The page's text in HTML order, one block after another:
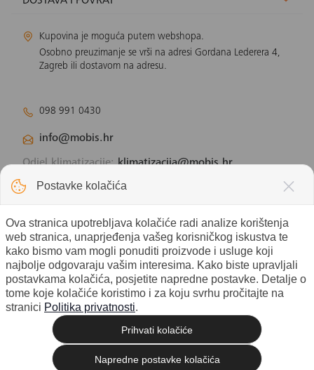
Kupovina je moguća putem webshopa.
Osobno preuzimanje se vrši na adresi Gordana Lederera 4,
Zagreb ili dostavom na adresu.
098 991 0430
info@mobis.hr
Odjel klimatizacije:klimatizacija@mobis.hr
Odjel solarnih panela:
© 2026 Mobis electronic d.o.o. -
Sva prava pridržana. |
Izrada web shopa
Postavke kolačića
Ova stranica upotrebljava kolačiće radi analize korištenja
web stranica, unaprjeđenja vašeg korisničkog iskustva te
kako bismo vam mogli ponuditi proizvode i usluge koji
najbolje odgovaraju vašim interesima. Kako biste upravljali
postavkama kolačića, posjetite napredne postavke. Detalje o
tome koje kolačiće koristimo i za koju svrhu pročitajte na
stranici Politika privatnosti.
Napredne postavke kolačića
Prihvati kolačiće